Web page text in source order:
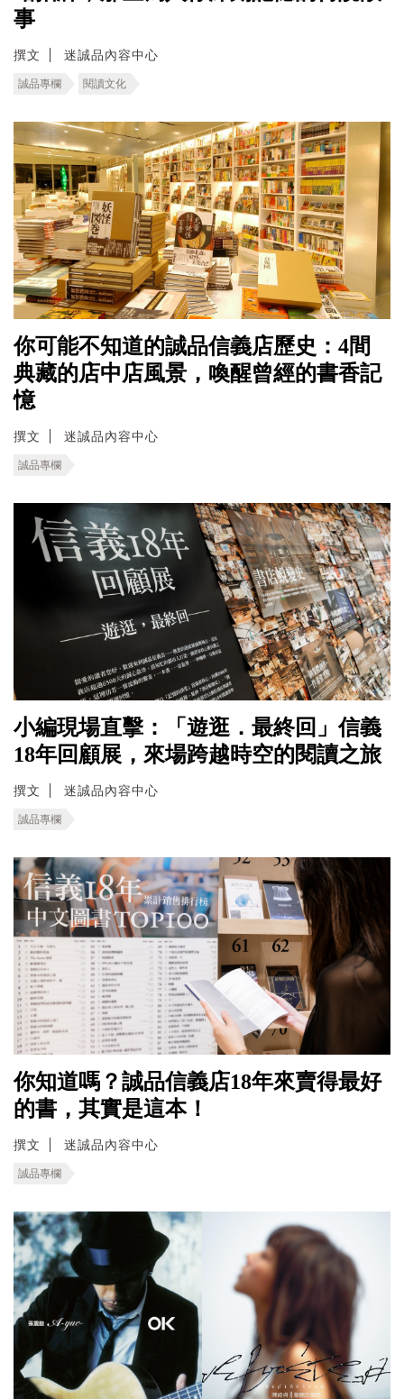
事
撰文 迷誠品內容中心
誠品專欄 閱讀文化
你可能不知道的誠品信義店歷史：4間
典藏的店中店風景，喚醒曾經的書香記
憶
撰文 迷誠品內容中心
誠品專欄
小編現場直擊：「遊逛．最終回」信義
18年回顧展，來場跨越時空的閱讀之旅
撰文 迷誠品內容中心
誠品專欄
你知道嗎？誠品信義店18年來賣得最好
的書，其實是這本！
撰文 迷誠品內容中心
誠品專欄